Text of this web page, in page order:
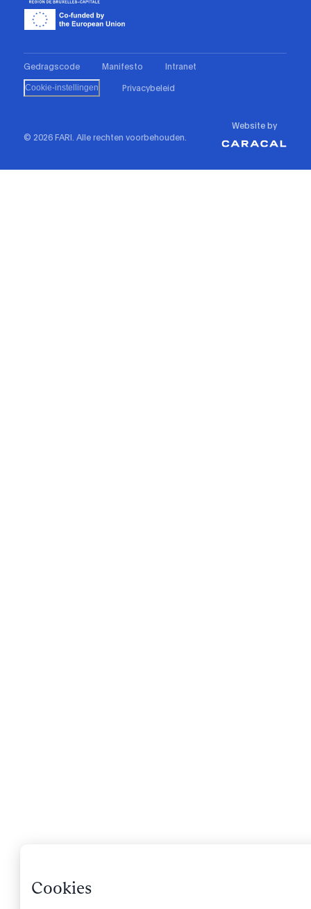
Cookies
Gedragscode Manifesto Intranet
Cookie-instellingen Privacybeleid
© 2026 FARI. Alle rechten voorbehouden.
Website by